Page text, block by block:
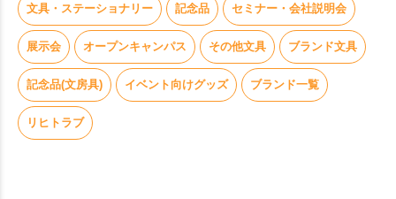
文具・ステーショナリー 記念品 セミナー・会社説明会
展示会 オープンキャンパス その他文具 ブランド文具
記念品(文房具) イベント向けグッズ ブランド一覧
リヒトラブ